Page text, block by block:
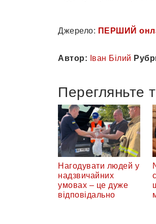
Джерело: ПЕРШИЙ
Автор: Іван Білий
Перегляньте
Нагодувати людей у
надзвичайних
умовах – це дуже
відповідально